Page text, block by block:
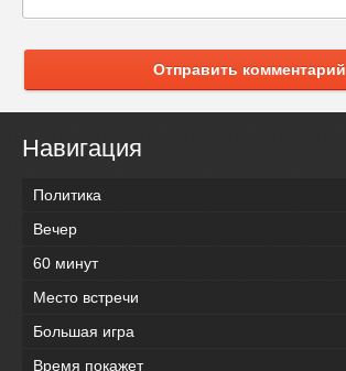
Отправить комментарий
Навигация
Политика
Вечер
60 минут
Место встречи
Большая игра
Время покажет